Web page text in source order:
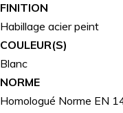
FINITION
Habillage acier peint
COULEUR(S)
Blanc
NORME
Homologué Norme EN